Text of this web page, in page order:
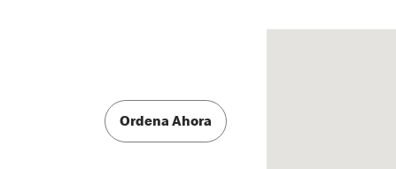
Ordena Ahora